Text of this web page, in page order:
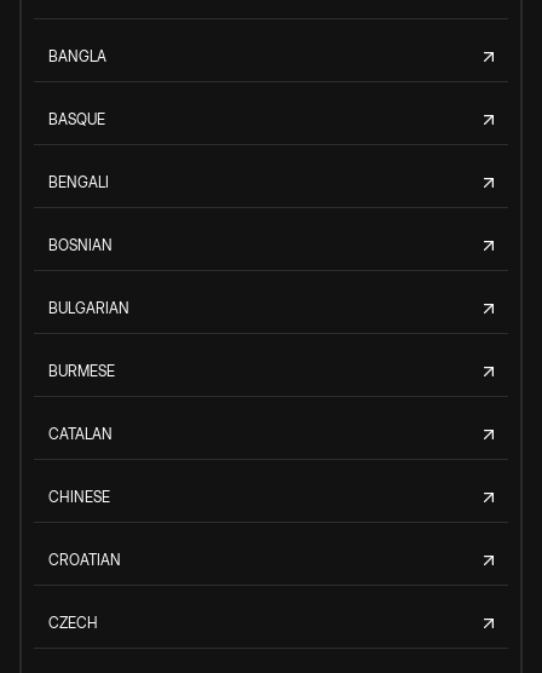
BANGLA
BASQUE
BENGALI
BOSNIAN
BULGARIAN
BURMESE
CATALAN
CHINESE
CROATIAN
CZECH